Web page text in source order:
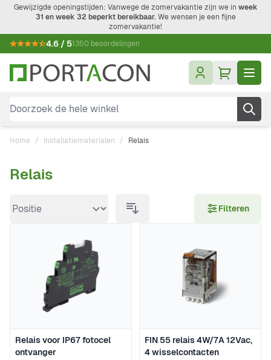
Ga naar de inhoud
Gewijzigde openingstijden: Vanwege de zomervakantie zijn we in week
31 en week 32 beperkt bereikbaar.We wensen je een fijne
zomervakantie!
4.6 / 51350 beoordelingen
Doorzoek de hele winkel
Home / Installatiematerialen / Relais
Doorgaan naar productlijst
Relais
Filteren
Relais voor IP67 fotocel
ontvanger
FIN 55 relais 4W/7A 12Vac,
4 wisselcontacten